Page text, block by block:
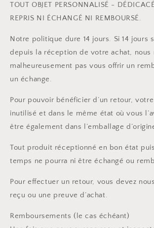
TOUT OBJET PERSONNALISÉ -
REPRIS NI ÉCHANGÉ NI REMBOURSÉ.
Notre politique dure 14 jours. Si 14 jours
depuis la réception de votre achat, nous
malheureusement pas vous offrir un
un échange.
Pour pouvoir bénéficier d’un retour,
inutilisé et dans le même état où vous
être également dans l’emballage
Tout produit réceptionné en bon état
temps ne pourra ni être échangé ou
Pour effectuer un retour, vous devez
reçu ou une preuve d’achat.
Remboursements (le cas échéant)